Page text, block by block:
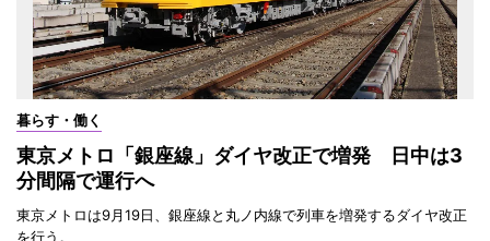
暮らす・働く
東京メトロ「銀座線」ダイヤ改正で増発 日中は3
分間隔で運行へ
東京メトロは9月19日、銀座線と丸ノ内線で列車を増発するダイヤ改正
を行う。